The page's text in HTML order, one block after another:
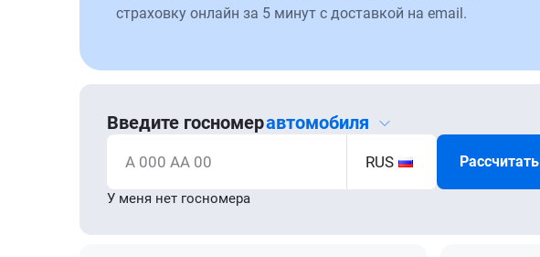
страховку онлайн за 5 минут с доставкой на email.
Введите госномеравтомобиля
А 000 АА 00 RUS Рассчитать
У меня нет госномера